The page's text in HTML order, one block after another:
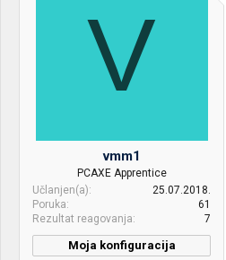
e
V
vmm1
PCAXE Apprentice
Učlanjen(a)
25.07.2018.
Poruka
61
Rezultat reagovanja
7
Moja konfiguracija